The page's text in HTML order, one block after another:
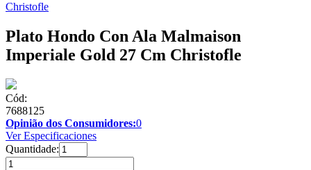
Christofle
Plato Hondo Con Ala Malmaison
Imperiale Gold 27 Cm Christofle
Cód:
7688125
Opinião dos Consumidores:0
Ver Especificaciones
Quantidade: